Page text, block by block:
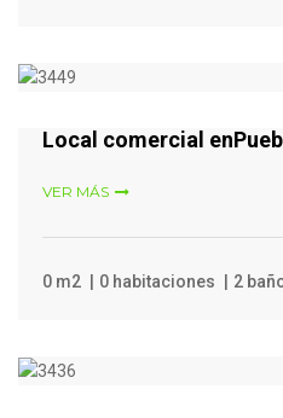
Local comercial
VER MÁS
0 m2 0 habitaciones 2